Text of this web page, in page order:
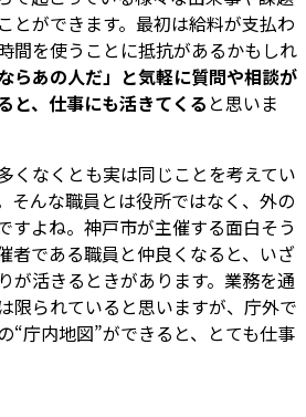
とができます。最初は給料が支払わ
間を使うことに抵抗があるかもしれ
らあの人だ」と気軽に質問や相談が
と、仕事にも活きてくる と思いま
くなくとも実は同じことを考えてい
そんな職員とは役所ではなく、外の
すよね。神戸市が主催する面白そう
者である職員と仲良くなると、いざ
が活きるときがあります。業務を通
限られていると思いますが、庁外で
“庁内地図”ができると、とても仕事